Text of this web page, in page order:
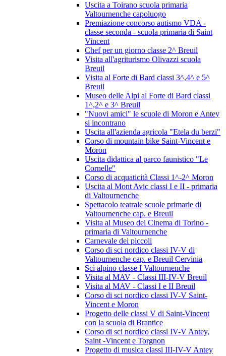
Uscita a Toirano scuola primaria
Valtournenche capoluogo
Premiazione concorso autismo VDA -
classe seconda - scuola primaria di Saint
Vincent
Chef per un giorno classe 2^ Breuil
Visita all'agriturismo Olivazzi scuola
Breuil
Visita al Forte di Bard classi 3^,4^ e 5^
Breuil
Museo delle Alpi al Forte di Bard classi
1^,2^ e 3^ Breuil
"Nuovi amici" le scuole di Moron e Antey
si incontrano
Uscita all'azienda agricola "Etela du berzi"
Corso di mountain bike Saint-Vincent e
Moron
Uscita didattica al parco faunistico "Le
Cornelle"
Corso di acquaticità Classi 1^-2^ Moron
Uscita al Mont Avic classi I e II - primaria
di Valtournenche
Spettacolo teatrale scuole primarie di
Valtournenche cap. e Breuil
Visita al Museo del Cinema di Torino -
primaria di Valtournenche
Carnevale dei piccoli
Corso di sci nordico classi IV-V di
Valtournenche cap. e Breuil Cervinia
Sci alpino classe I Valtournenche
Visita al MAV - Classi III-IV-V Breuil
Visita al MAV - Classi I e II Breuil
Corso di sci nordico classi IV-V Saint-
Vincent e Moron
Progetto delle classi V di Saint-Vincent
con la scuola di Brantice
Corso di sci nordico classi IV-V Antey,
Saint -Vincent e Torgnon
Progetto di musica classi III-IV-V Antey